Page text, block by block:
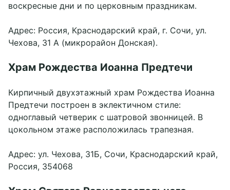
воскресные дни и по церковным праздникам.
Адрес: Россия, Краснодарский край, г. Сочи, ул.
Чехова, 31 А (микрорайон Донская).
Храм Рождества Иоанна Предтечи
Кирпичный двухэтажный храм Рождества Иоанна
Предтечи построен в эклектичном стиле:
одноглавый четверик с шатровой звонницей. В
цокольном этаже расположилась трапезная.
Адрес: ул. Чехова, 31Б, Сочи, Краснодарский край,
Россия, 354068